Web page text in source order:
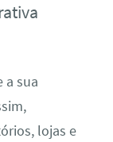
a sua
lojas e